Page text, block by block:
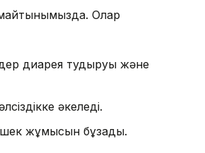
Олар
диарея тудыруы және
әкеледі.
жұмысын бұзады.